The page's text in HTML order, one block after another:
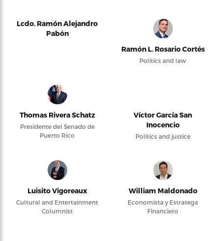
Lcdo. Ramón Alejandro
Pabón
Ramón L. Rosario Cortés
Politics and law
Thomas Rivera Schatz
Presidente del Senado de
Puerto Rico
Víctor García San
Inocencio
Politics and justice
Luisito Vigoreaux
Cultural and Entertainment
Columnist
William Maldonado
Economista y Estratega
Financiero